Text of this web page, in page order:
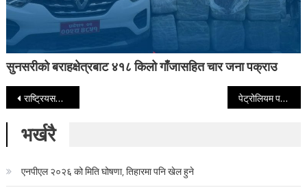
सुनसरीको बराहक्षेत्रबाट ४१८ किलो गाँजासहित चार जना पक्राउ
Post navigation
राष्ट्रियसभा बैठक बस्दै, परराष्ट्रमन्त्री र पर्यटनमन्त्रीले जवाफ दिने पेट्रोलियम पदार्थको बिक्री वितरण सहज भइसक्यो : निगम
भर्खरै
एनपीएल २०२६ को मिति घोषणा, तिहारमा पनि खेल हुने